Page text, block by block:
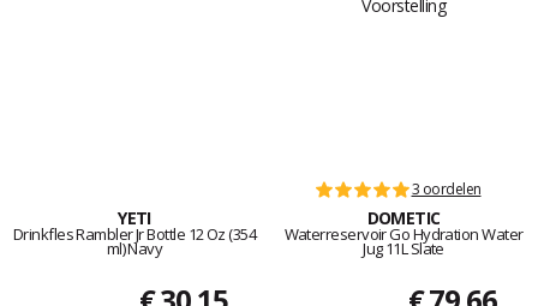
YETI
Drinkfles Rambler Jr Bottle 12 Oz (354
ml) Navy
3 oordelen
DOMETIC
Waterreservoir Go Hydration Water
Jug 11L Slate